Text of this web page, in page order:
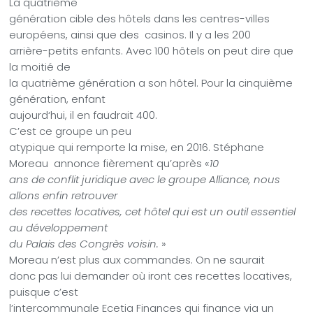
génération cible des hôtels dans les centres-villes
européens, ainsi que des casinos. Il y a les 200
arrière-petits enfants. Avec 100 hôtels on peut dire que
la moitié de
la quatrième génération a son hôtel. Pour la cinquième
génération, enfant
aujourd‘hui, il en faudrait 400.
C’est ce groupe un peu
atypique qui remporte la mise, en 2016. Stéphane
Moreau annonce fièrement qu’après «10
ans de conflit juridique avec le groupe Alliance, nous
allons enfin retrouver
des recettes locatives, cet hôtel qui est un outil essentiel
au développement
du Palais des Congrès voisin. »
Moreau n’est plus aux commandes. On ne saurait
donc pas lui demander où iront ces recettes locatives,
puisque c’est
l’intercommunale Ecetia Finances qui finance via un